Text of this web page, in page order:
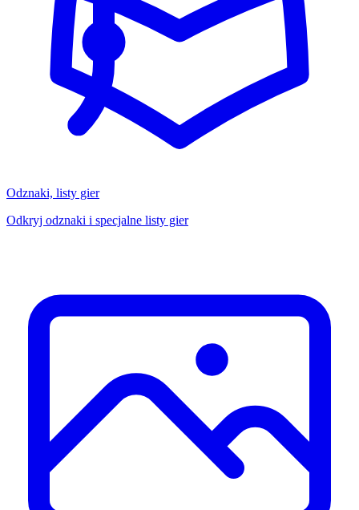
Odznaki, listy gier
Odkryj odznaki i specjalne listy gier